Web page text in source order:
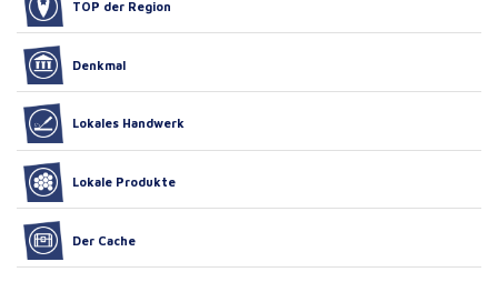
TOP der Region
Denkmal
Lokales Handwerk
Lokale Produkte
Der Cache